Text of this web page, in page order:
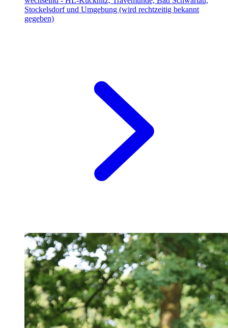
Stockelsdorf und Umgebung (wird rechtzeitig bekannt
gegeben)